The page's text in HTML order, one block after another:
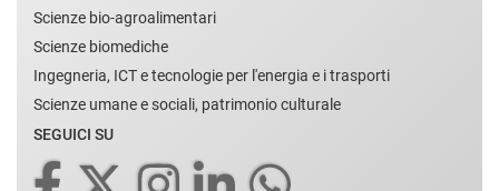
Scienze bio-agroalimentari
Scienze biomediche
Ingegneria, ICT e tecnologie per l'energia e i trasporti
Scienze umane e sociali, patrimonio culturale
SEGUICI SU